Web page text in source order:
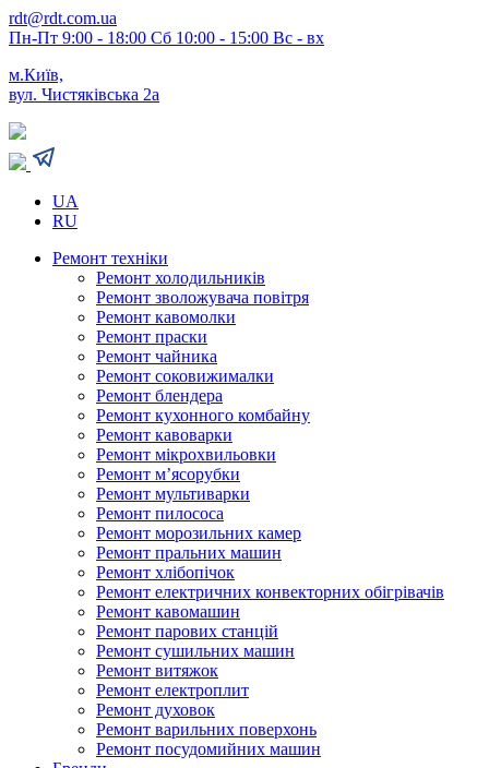
rdt@rdt.com.ua
Пн-Пт 9:00 - 18:00 Сб 10:00 - 15:00 Вс - вх
м.Київ,
вул. Чистяківська 2а
UA
RU
Ремонт техніки
Ремонт холодильників
Ремонт зволожувача повітря
Ремонт кавомолки
Ремонт праски
Ремонт чайника
Ремонт соковижималки
Ремонт блендера
Ремонт кухонного комбайну
Ремонт кавоварки
Ремонт мікрохвильовки
Ремонт м’ясорубки
Ремонт мультиварки
Ремонт пилососа
Ремонт морозильних камер
Ремонт пральних машин
Ремонт хлібопічок
Ремонт електричних конвекторних обігрівачів
Ремонт кавомашин
Ремонт парових станцій
Ремонт сушильних машин
Ремонт витяжок
Ремонт електроплит
Ремонт духовок
Ремонт варильних поверхонь
Ремонт посудомийних машин